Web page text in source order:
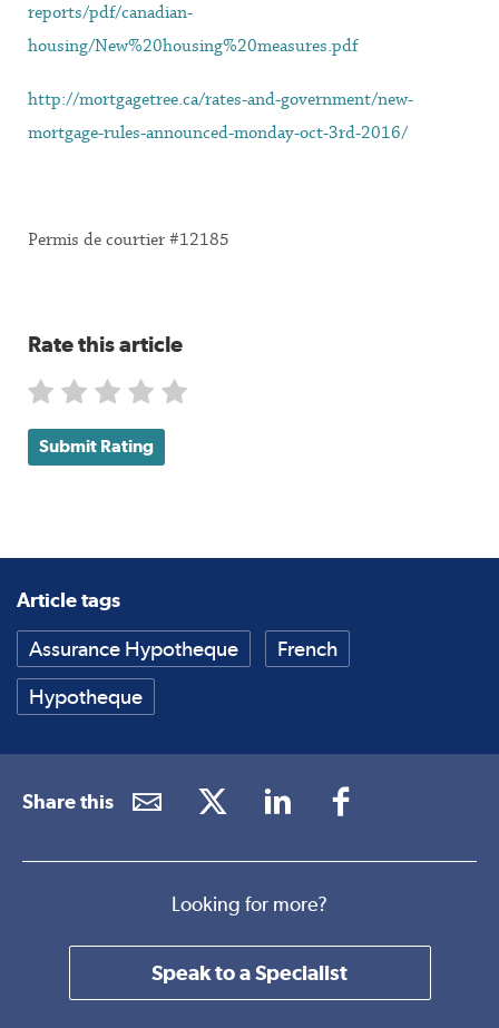
reports/pdf/canadian-
housing/New%20housing%20measures.pdf
http://mortgagetree.ca/rates-and-government/new-
mortgage-rules-announced-monday-oct-3rd-2016/
Permis de courtier #12185
Rate this article
Submit Rating
Article tags
Assurance Hypotheque
French
Hypotheque
Share this
Looking for more?
Speak to a Specialist